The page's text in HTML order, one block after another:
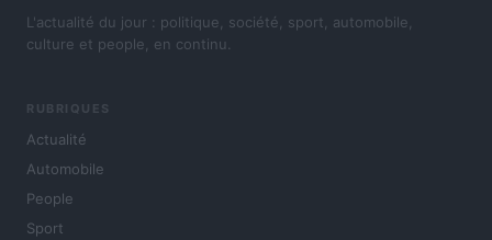
L'actualité du jour : politique, société, sport, automobile,
culture et people, en continu.
RUBRIQUES
Actualité
Automobile
People
Sport